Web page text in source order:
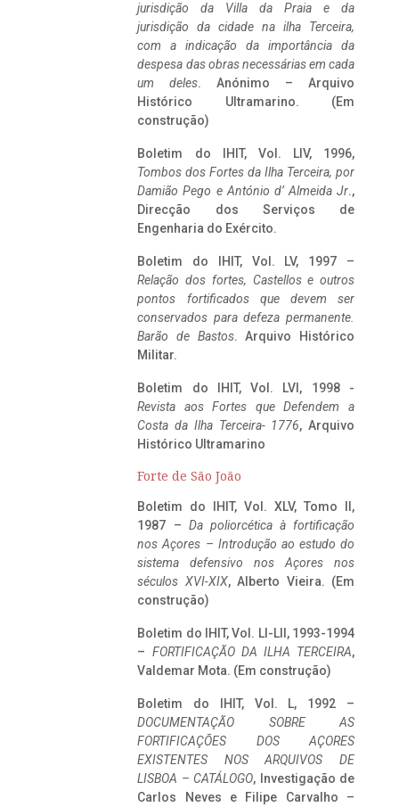
jurisdição da Villa da Praia e da
jurisdição da cidade na ilha Terceira,
com a indicação da importância da
despesa das obras necessárias em cada
um deles. Anónimo – Arquivo
Histórico Ultramarino. (Em
construção)
Boletim do IHIT, Vol. LIV, 1996,
Tombos dos Fortes da Ilha Terceira, por
Damião Pego e António d’ Almeida Jr.,
Direcção dos Serviços de
Engenharia do Exército.
Boletim do IHIT, Vol. LV, 1997 –
Relação dos fortes, Castellos e outros
pontos fortificados que devem ser
conservados para defeza permanente.
Barão de Bastos. Arquivo Histórico
Militar.
Boletim do IHIT, Vol. LVI, 1998 -
Revista aos Fortes que Defendem a
Costa da Ilha Terceira- 1776, Arquivo
Histórico Ultramarino
Forte de São João
Boletim do IHIT, Vol. XLV, Tomo II,
1987 – Da poliorcética à fortificação
nos Açores – Introdução ao estudo do
sistema defensivo nos Açores nos
séculos XVI-XIX, Alberto Vieira. (Em
construção)
Boletim do IHIT, Vol. LI-LII, 1993-1994
– FORTIFICAÇÃO DA ILHA TERCEIRA,
Valdemar Mota. (Em construção)
Boletim do IHIT, Vol. L, 1992 –
DOCUMENTAÇÃO SOBRE AS
FORTIFICAÇÕES DOS AÇORES
EXISTENTES NOS ARQUIVOS DE
LISBOA – CATÁLOGO, Investigação de
Carlos Neves e Filipe Carvalho –